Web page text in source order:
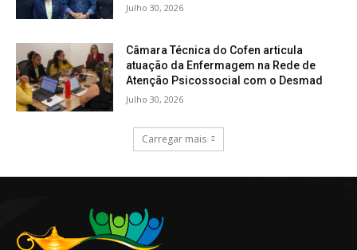
Julho 30, 2026
Câmara Técnica do Cofen articula
atuação da Enfermagem na Rede de
Atenção Psicossocial com o Desmad
Julho 30, 2026
Carregar mais